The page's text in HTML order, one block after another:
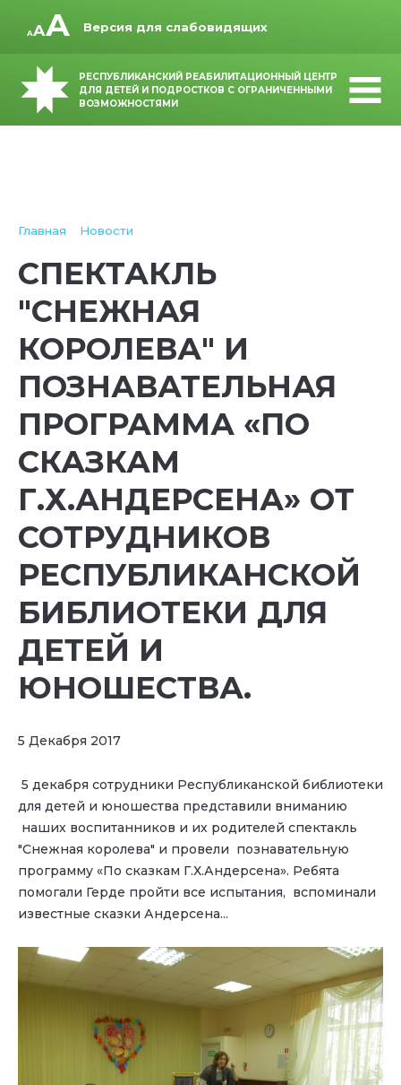
Версия для слабовидящих
РЕСПУБЛИКАНСКИЙ РЕАБИЛИТАЦИОННЫЙ ЦЕНТР
ДЛЯ ДЕТЕЙ И ПОДРОСТКОВ С ОГРАНИЧЕННЫМИ
ВОЗМОЖНОСТЯМИ
Главная Новости
СПЕКТАКЛЬ
"СНЕЖНАЯ
КОРОЛЕВА" И
ПОЗНАВАТЕЛЬНАЯ
ПРОГРАММА «ПО
СКАЗКАМ
Г.Х.АНДЕРСЕНА» ОТ
СОТРУДНИКОВ
РЕСПУБЛИКАНСКОЙ
БИБЛИОТЕКИ ДЛЯ
ДЕТЕЙ И
ЮНОШЕСТВА.
5 Декабря 2017
5 декабря сотрудники Республиканской библиотеки
для детей и юношества представили вниманию
наших воспитанников и их родителей спектакль
"Снежная королева" и провели познавательную
программу «По сказкам Г.Х.Андерсена». Ребята
помогали Герде пройти все испытания, вспоминали
известные сказки Андерсена...